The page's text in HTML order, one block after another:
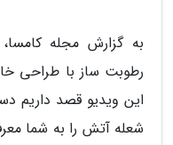
به گزارش مجله
رطوبت ساز با طراحی
این ویدیو قصد داریم
شعله آتش را به شما